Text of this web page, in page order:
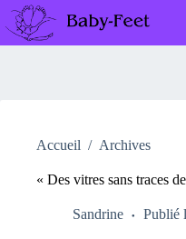
Passer
au
contenu
Accueil / Archives
« Des vitres sans traces
Sandrine Publié